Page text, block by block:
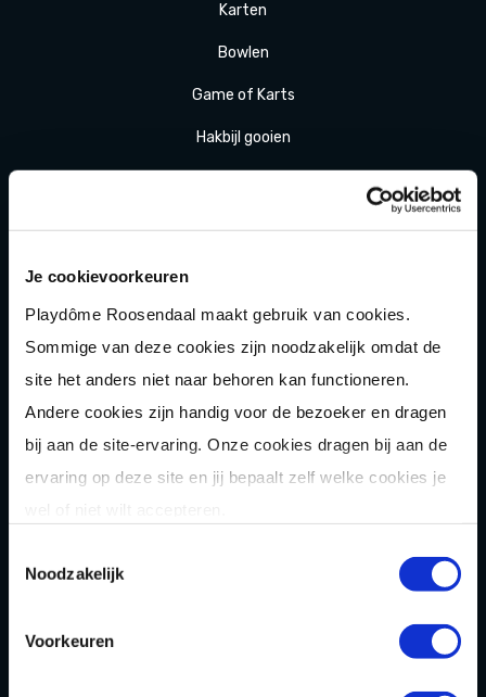
Je cookievoorkeuren
Playdôme Roosendaal maakt gebruik van cookies.
Sommige van deze cookies zijn noodzakelijk omdat de
site het anders niet naar behoren kan functioneren.
Andere cookies zijn handig voor de bezoeker en dragen
bij aan de site-ervaring. Onze cookies dragen bij aan de
ervaring op deze site en jij bepaalt zelf welke cookies je
Noodzakelijk
Voorkeuren
Karten
Bowlen
Game of Karts
Hakbijl gooien
chopper
DerSaboteur
Après-SkiMuziekbingo
Arrangementen